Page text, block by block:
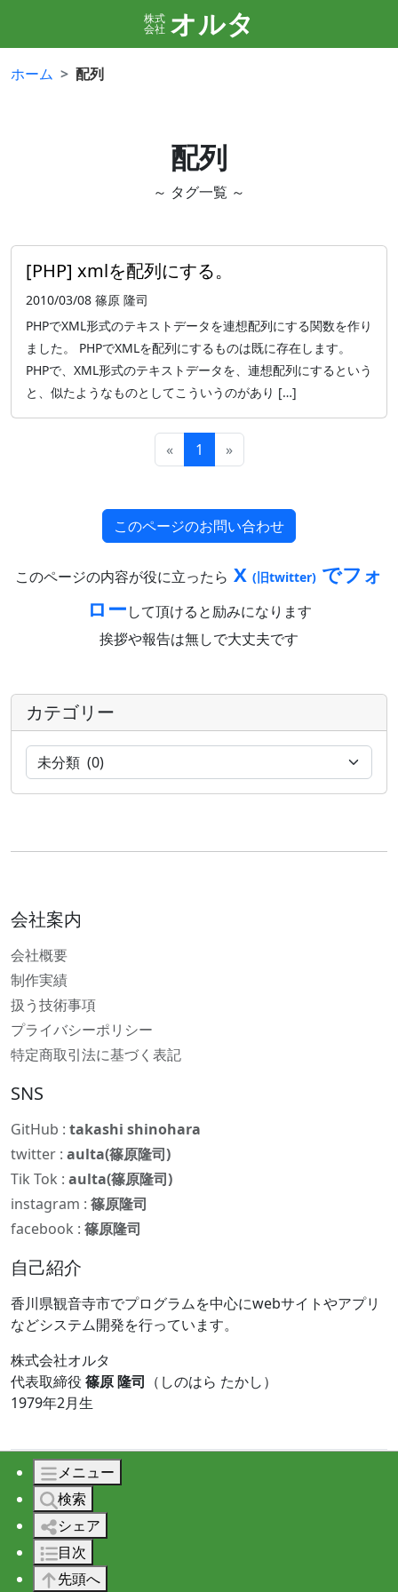
株式
会社 オルタ
ホーム 配列
配列
～ タグ一覧 ～
[PHP] xmlを配列にする。
2010/03/08 篠原 隆司
PHPでXML形式のテキストデータを連想配列にする関数を作り
ました。 PHPでXMLを配列にするものは既に存在します。
PHPで、XML形式のテキストデータを、連想配列にするという
と、似たようなものとしてこういうのがあり […]
« 1 »
このページのお問い合わせ
このページの内容が役に立ったら X (旧twitter) でフォ
ローして頂けると励みになります
挨拶や報告は無しで大丈夫です
カテゴリー
会社案内
会社概要
制作実績
扱う技術事項
プライバシーポリシー
特定商取引法に基づく表記
SNS
GitHub : takashi shinohara
twitter : aulta(篠原隆司)
Tik Tok : aulta(篠原隆司)
instagram : 篠原隆司
facebook : 篠原隆司
自己紹介
香川県観音寺市でプログラムを中心にwebサイトやアプリ
などシステム開発を行っています。
株式会社オルタ
代表取締役 篠原 隆司 （しのはら たかし）
1979年2月生
© 2026 株式会社オルタ All rights reserved.
メニュー
検索
シェア
目次
先頭へ